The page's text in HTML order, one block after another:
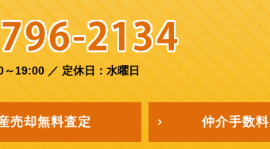
～19:00 ／ 定休日：水曜日
売却無料査定 仲介手数料